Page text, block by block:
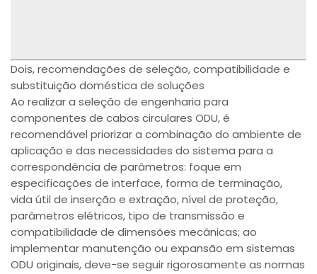
Dois, recomendações de seleção, compatibilidade e
substituição doméstica de soluções
Ao realizar a seleção de engenharia para
componentes de cabos circulares ODU, é
recomendável priorizar a combinação do ambiente de
aplicação e das necessidades do sistema para a
correspondência de parâmetros: foque em
especificações de interface, forma de terminação,
vida útil de inserção e extração, nível de proteção,
parâmetros elétricos, tipo de transmissão e
compatibilidade de dimensões mecânicas; ao
implementar manutenção ou expansão em sistemas
ODU originais, deve-se seguir rigorosamente as normas